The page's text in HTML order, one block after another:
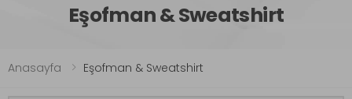
Eşofman & Sweatshirt
Anasayfa Eşofman & Sweatshirt